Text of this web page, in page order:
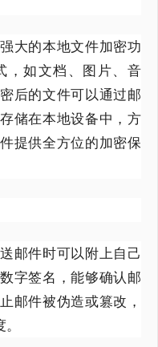
大的本地文件加密功
，如文档、图片、音
后的文件可以通过邮
储在本地设备中，方
提供全方位的加密保
邮件时可以附上自己
字签名，能够确认邮
邮件被伪造或篡改，